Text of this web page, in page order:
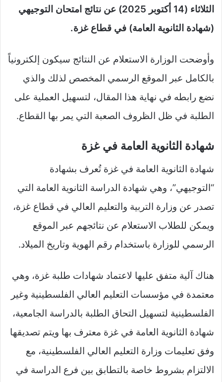
الثلاثاء (14 أكتوبر 2025) عن نتائج امتحان التوجيهي
(شهادة الثانوية العامة) في قطاع غزة.
وأوضحت الوزارة الاستعلام عن النتائج سيكون إلكترونياً
بالكامل عبر الموقع الرسمي المخصص لذلك والذي
نضع رابطه في نهاية هذا المقال، لتسهيل العملية على
الطلبة في ظل الظروف الصعبة التي يمر بها القطاع.
شهادة الثانوية العامة في غزة
شهادة الثانوية العامة في غزة تُعرف بشهادة
“التوجيهي”، وهي شهادة الدراسة الثانوية العامة التي
تصدر عن وزارة التربية والتعليم العالي في قطاع غزة،
ويمكن للطلاب الاستعلام عن نتائجهم عبر الموقع
الرسمي للوزارة باستخدام رقم الهوية وتاريخ الميلاد.
هناك آلية متفق عليها لاعتماد شهادات طلبة غزة، وهي
معتمدة في مؤسسات التعليم العالي الفلسطينية وغير
الفلسطينية لتسهيل التحاق الطلبة بالدراسة الجامعية،
شهادة الثانوية العامة في غزة معترف بها ويتم تصديقها
وفق تعليمات وزارة التعليم العالي الفلسطينية، مع
الالتزام بشروط خاصة بالتطابق بين فرع الدراسة في